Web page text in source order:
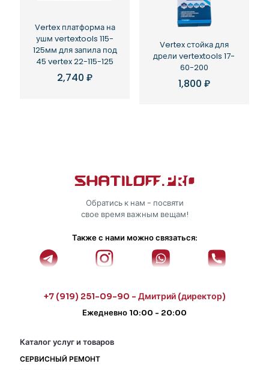
Vertex платформа на
ушм vertextools 115-
125мм для запила под
45 vertex 22-115-125
2,740₽
Vertex стойка для
дрели vertextools 17-
60-200
1,800 ₽
Обратись к нам - посвяти
свое время важным вещам!
Также с нами можно связаться:
+7 (919) 251-09-90 - Дмитрий (директор)
Ежедневно 10:00 - 20:00
Каталог услуг и товаров
СЕРВИСНЫЙ РЕМОНТ